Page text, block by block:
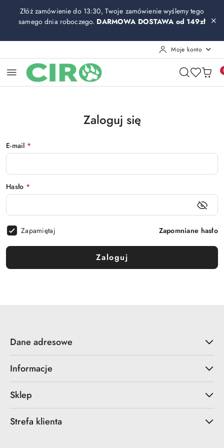
Przejdź do treści głównej
Przejdź do wyszukiwarki
Przejdź do moje konto
Przejdź do menu głównego
Przejdź do stopki
Złóż zamówienie do 13:30, Twoje zamówienie wyślemy tego
samego dnia roboczego. DARMOWA DOSTAWA od 149zł
Moje konto
Zaloguj się
E-mail *
Hasło *
Zapamiętaj Zapomniane hasło
Zaloguj
Dane adresowe
Informacje
Sklep
Strefa klienta